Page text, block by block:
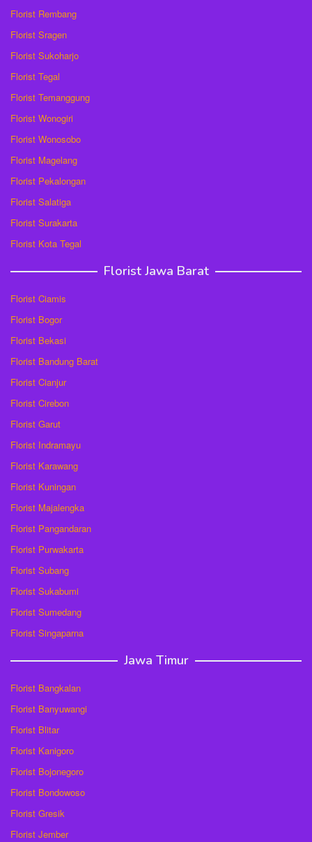
Florist Rembang
Florist Sragen
Florist Sukoharjo
Florist Tegal
Florist Temanggung
Florist Wonogiri
Florist Wonosobo
Florist Magelang
Florist Pekalongan
Florist Salatiga
Florist Surakarta
Florist Kota Tegal
Florist Jawa Barat
Florist Ciamis
Florist Bogor
Florist Bekasi
Florist Bandung Barat
Florist Cianjur
Florist Cirebon
Florist Garut
Florist Indramayu
Florist Karawang
Florist Kuningan
Florist Majalengka
Florist Pangandaran
Florist Purwakarta
Florist Subang
Florist Sukabumi
Florist Sumedang
Florist Singaparna
Jawa Timur
Florist Bangkalan
Florist Banyuwangi
Florist Blitar
Florist Kanigoro
Florist Bojonegoro
Florist Bondowoso
Florist Gresik
Florist Jember